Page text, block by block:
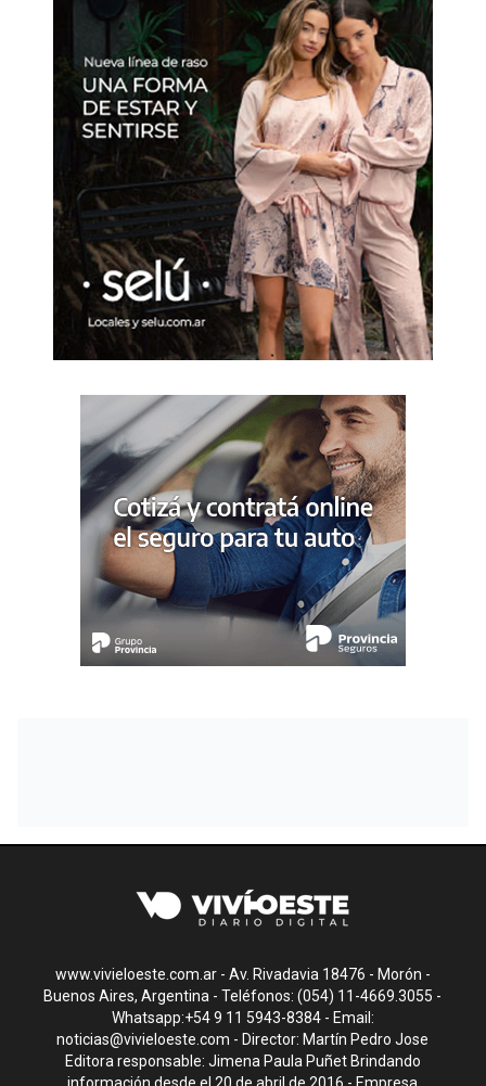
www.vivieloeste.com.ar - Av. Rivadavia 18476 - Morón -
Buenos Aires, Argentina - Teléfonos: (054) 11-4669.3055 -
Whatsapp:+54 9 11 5943-8384 - Email:
noticias@vivieloeste.com - Director: Martín Pedro Jose
Editora responsable: Jimena Paula Puñet Brindando